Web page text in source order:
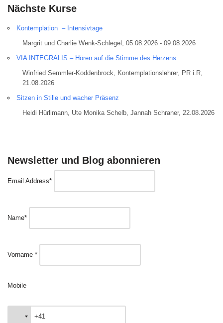
Nächste Kurse
Kontemplation – Intensivtage
Margrit und Charlie Wenk-Schlegel, 05.08.2026 - 09.08.2026
VIA INTEGRALIS – Hören auf die Stimme des Herzens
Winfried Semmler-Koddenbrock, Kontemplationslehrer, PR i.R,
21.08.2026
Sitzen in Stille und wacher Präsenz
Heidi Hürlimann, Ute Monika Schelb, Jannah Schraner, 22.08.2026
Newsletter und Blog abonnieren
Email Address*
Name*
Vorname *
Mobile